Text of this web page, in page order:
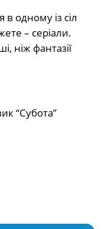
в одному із сіл
– серіали.
ніж фантазії
“Субота”